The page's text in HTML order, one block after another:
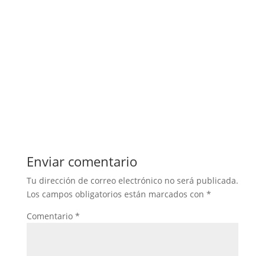
Enviar comentario
Tu dirección de correo electrónico no será publicada.
Los campos obligatorios están marcados con *
Comentario *